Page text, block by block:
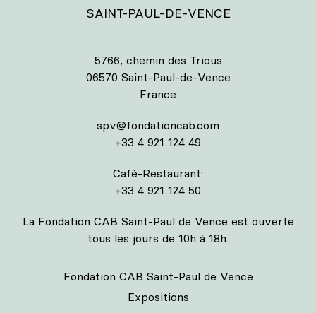
SAINT-PAUL-DE-VENCE
5766, chemin des Trious
06570 Saint-Paul-de-Vence
France
spv@fondationcab.com
+33 4 921 124 49
Café-Restaurant:
+33 4 921 124 50
La Fondation CAB Saint-Paul de Vence est ouverte
tous les jours de 10h à 18h.
Fondation CAB Saint-Paul de Vence
Expositions